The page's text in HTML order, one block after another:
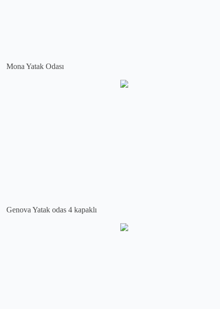
Mona Yatak Odası
Genova Yatak odas 4 kapaklı